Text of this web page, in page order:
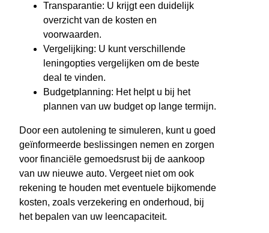
Transparantie: U krijgt een duidelijk
overzicht van de kosten en
voorwaarden.
Vergelijking: U kunt verschillende
leningopties vergelijken om de beste
deal te vinden.
Budgetplanning: Het helpt u bij het
plannen van uw budget op lange termijn.
Door een autolening te simuleren, kunt u goed
geïnformeerde beslissingen nemen en zorgen
voor financiële gemoedsrust bij de aankoop
van uw nieuwe auto. Vergeet niet om ook
rekening te houden met eventuele bijkomende
kosten, zoals verzekering en onderhoud, bij
het bepalen van uw leencapaciteit.